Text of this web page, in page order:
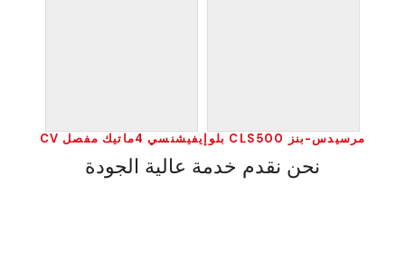
مرسيدس-بنز CLS500 بلوإيفيشنسي 4ماتيك مفصل CV
نحن نقدم خدمة عالية الجودة